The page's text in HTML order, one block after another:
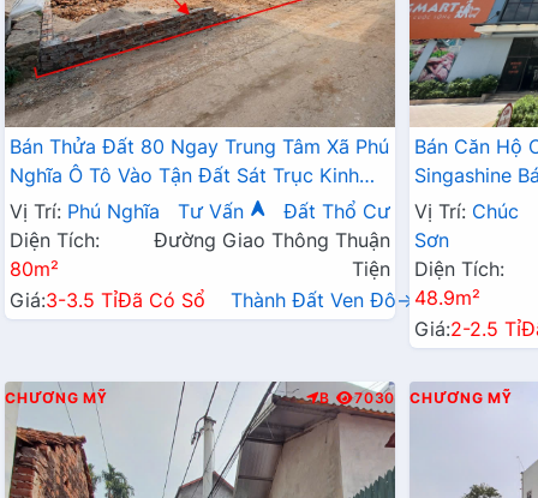
Bán Thửa Đất 80 Ngay Trung Tâm Xã Phú
Nghĩa Ô Tô Vào Tận Đất Sát Trục Kinh
Doanh Gần KCN Phú Nghĩa
Vị Trí: Phú Nghĩa Tư Vấn
Đất Thổ Cư
Diện Tích:
80m²
Đường Giao Thông Thuận
Tiện
Giá:3-3.5 TỉĐã Có Sổ Thành Đất Ven Đô→
Bán Căn Hộ
Singashine
Hợp Cho Hộ
Vị Trí: Chúc
Sơn
Diện Tích:
48.9m²
Giá:2-2.5 Tỉ
CHƯƠNG MỸ B 7030 CHƯƠNG MỸ